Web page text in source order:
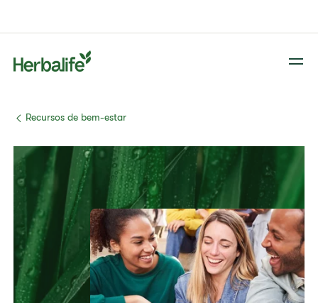
​Recursos de bem-estar